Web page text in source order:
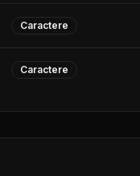
Caractere
Caractere